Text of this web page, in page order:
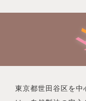
東京都世田谷区を中